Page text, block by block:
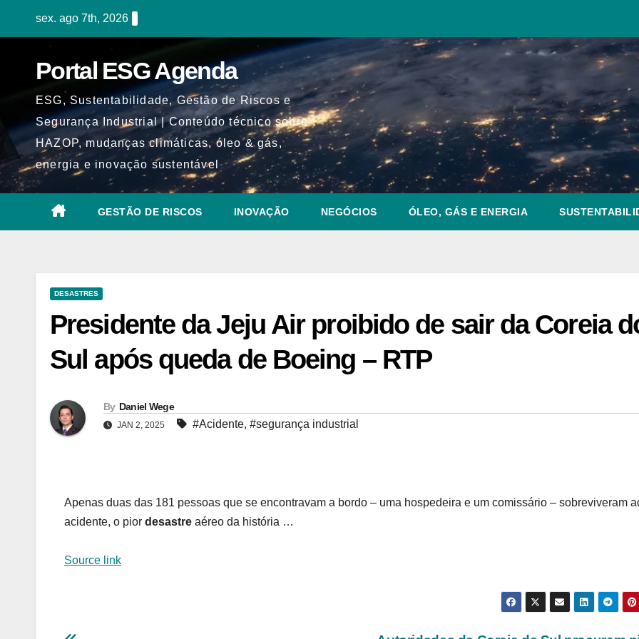
sex. ago 7th, 2026
Portal ESG Agenda
ESG, Sustentabilidade, Gestão de Riscos e
Segurança Industrial | Conteúdo técnico sobre
HAZOP, mudanças climáticas, óleo & gás,
energia e inovação sustentável
GESTÃO DE RISCOS INOVAÇÃO NEGÓCIOS ÓLEO, GÁS E ENERGIA
DESASTRES
Presidente da Jeju Air proibido de sair da Coreia
Sul após queda de Boeing – RTP
By Daniel Wege
JAN 2, 2025 #Acidente, #segurança industrial
Apenas duas das 181 pessoas que se encontravam a bordo – uma hospedeira e um comissário – sobreviveram
acidente, o pior desastre aéreo da história …
Source link